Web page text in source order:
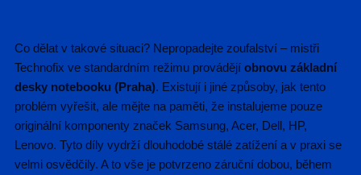
Co dělat v takové situaci? Nepropadejte zoufalství – mistři
Technofix ve standardním režimu provádějí obnovu základní
desky notebooku (Praha). Existují i jiné způsoby, jak tento
problém vyřešit, ale mějte na paměti, že instalujeme pouze
originální komponenty značek Samsung, Acer, Dell, HP,
Lenovo. Tyto díly vydrží dlouhodobé stálé zatížení a v praxi se
velmi osvědčily. A to vše je potvrzeno záruční dobou, během